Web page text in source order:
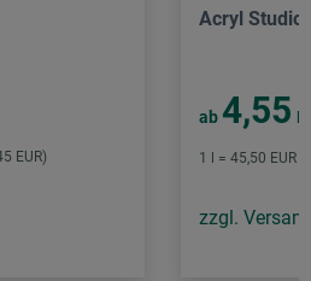
EUR)
Acryl Studio
ab 4,55
1 l = 45,50 EUR
zzgl.